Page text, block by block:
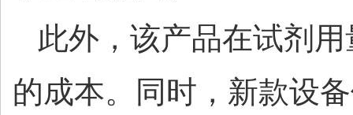
此外，该产品在试剂
的成本。同时，新款设